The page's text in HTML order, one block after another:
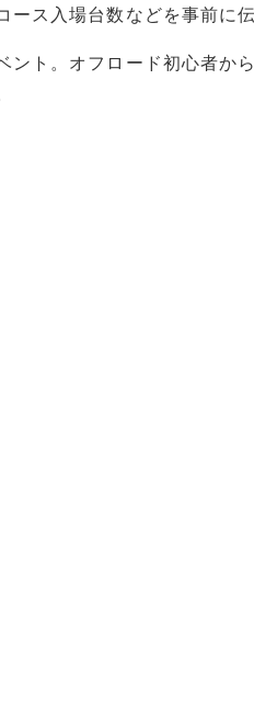
ス入場台数などを事前に
ント。オフロード初心者か